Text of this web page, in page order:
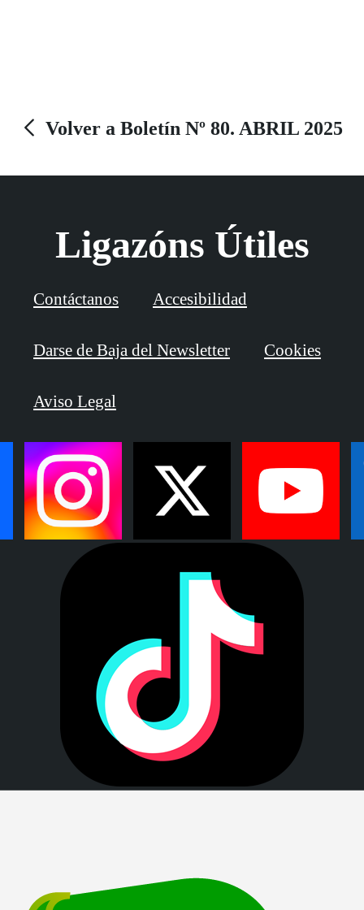
Volver a Boletín Nº 80. ABRIL 2025
Ligazóns Útiles
Contáctanos Accesibilidad
Darse de Baja del Newsletter Cookies
Aviso Legal